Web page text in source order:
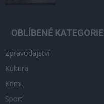
OBLÍBENÉ KATEGORIE
Zpravodajství
Kultura
Krimi
Sport